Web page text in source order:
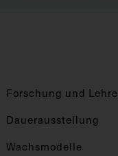
Forschung und Lehre
Dauerausstellung
Wachsmodelle